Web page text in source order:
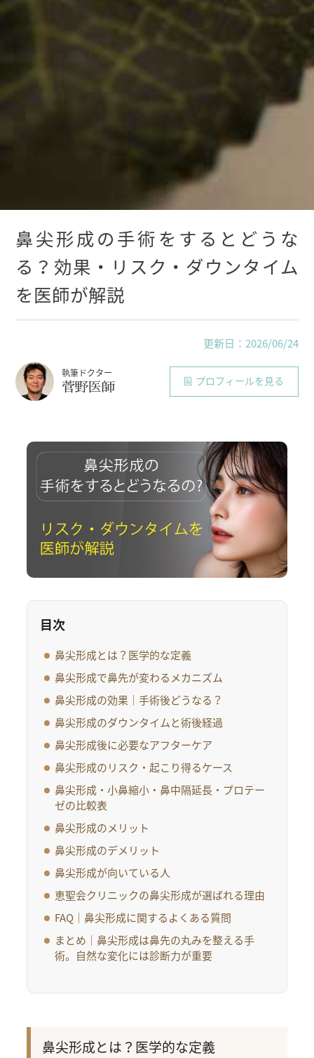
鼻尖形成の手術をするとどうな
る？効果・リスク・ダウンタイム
を医師が解説
更新日：2026/06/24
執筆ドクター
菅野医師 プロフィールを見る
目次
鼻尖形成とは？医学的な定義
鼻尖形成で鼻先が変わるメカニズム
鼻尖形成の効果｜手術後どうなる？
鼻尖形成のダウンタイムと術後経過
鼻尖形成後に必要なアフターケア
鼻尖形成のリスク・起こり得るケース
鼻尖形成・小鼻縮小・鼻中隔延長・プロテー
ゼの比較表
鼻尖形成のメリット
鼻尖形成のデメリット
鼻尖形成が向いている人
恵聖会クリニックの鼻尖形成が選ばれる理由
FAQ｜鼻尖形成に関するよくある質問
まとめ｜鼻尖形成は鼻先の丸みを整える手
術。自然な変化には診断力が重要
鼻尖形成とは？医学的な定義